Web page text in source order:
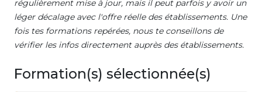
régulièrement mise à jour, mais il peut parfois y avoir un
léger décalage avec l'offre réelle des établissements. Une
fois tes formations repérées, nous te conseillons de
vérifier les infos directement auprès des établissements.
Formation(s) sélectionnée(s)